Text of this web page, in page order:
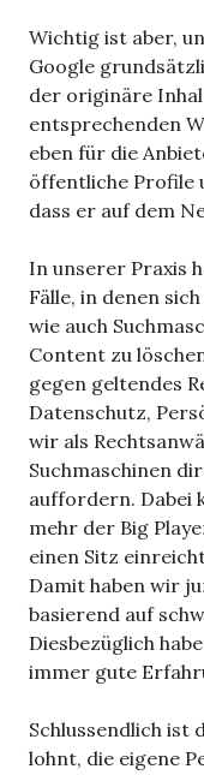
Wichtig ist aber,
Google
der originäre
entsprechenden
eben für die
öffentliche Profile
dass er auf dem
In unserer Praxis
Fälle, in denen
wie auch
Content zu
gegen geltendes
Datenschutz,
wir als
Suchmaschinen
auffordern. Dabei
mehr der Big
einen Sitz
Damit haben wir
basierend auf
Diesbezüglich
immer gute
Schlussendlich ist
lohnt, die eigene